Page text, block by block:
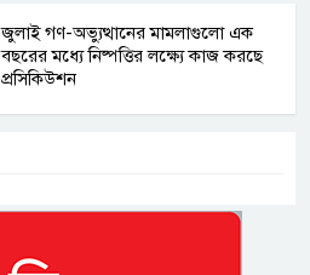
জুলাই গণ-অভ্যুত্থানের মামলাগুলো এক
বছরের মধ্যে নিষ্পত্তির লক্ষ্যে কাজ করছে
প্রসিকিউশন